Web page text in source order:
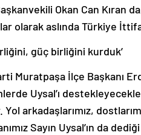
Okan Can Kıran
olarak aslında Türkiye
güç birliğini kurduk’
Muratpaşa İlçe Başkanı
Uysal’ı
Yol arkadaşlarımız,
Sayın Uysal’ın da